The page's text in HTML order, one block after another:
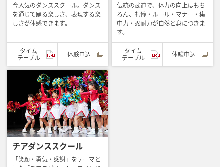
今人気のダンススクール。ダンス
を通じて踊る楽しさ、表現する楽
しさが体感できます。
タイム
テーブル
体験申込
伝統の武道で、体力の向上はもち
ろん、礼儀・ルール・マナー・集
中力・忍耐力が自然と身につきま
す。
タイム
テーブル
体験申込
チアダンススクール
「笑顔・勇気・感謝」をテーマと